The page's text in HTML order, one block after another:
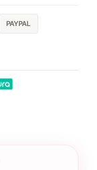
PAYPAL